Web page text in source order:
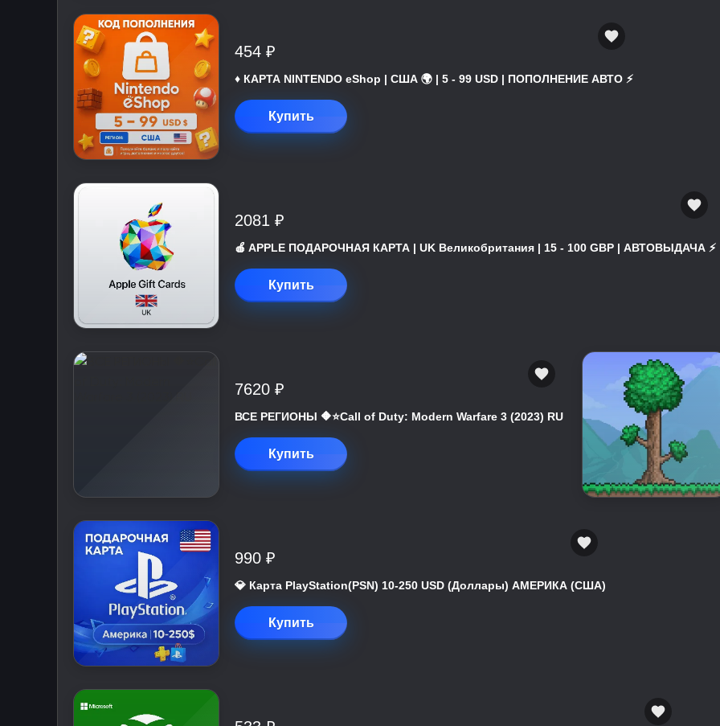
454 ₽
♦️ КАРТА NINTENDO eShop | США 🌍 | 5 - 99 USD | ПОПОЛНЕНИЕ АВТО ⚡
Купить
2081 ₽
🍎 APPLE ПОДАРОЧНАЯ КАРТА | UK Великобритания | 15 - 100 GBP | АВТОВЫДАЧА ⚡️
Купить
7620 ₽
ВСЕ РЕГИОНЫ 🔶⭐Call of Duty: Modern Warfare 3 (2023) RU
Купить
990 ₽
💎 Карта PlayStation(PSN) 10-250 USD (Доллары) АМЕРИКА (США)
Купить